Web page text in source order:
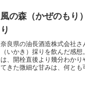
風の森（かぜのもり
り
奈良県の油長酒造株式会社
（いかき）採りを飲んだ感
は、開栓直後より幾分わか
てきた微細な甘みは、何とも